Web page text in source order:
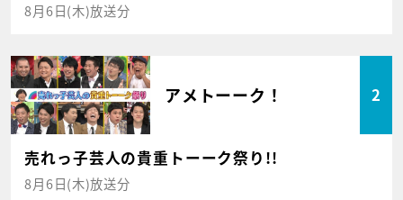
8月6日(木)放送分
アメトーーク！ 2
売れっ子芸人の貴重トーーク祭り!!
8月6日(木)放送分